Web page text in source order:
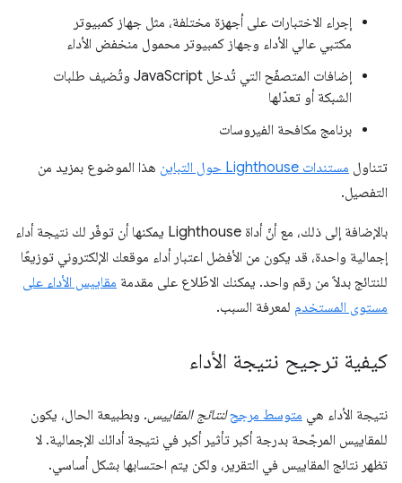
إجراء الاختبارات على أجهزة مختلفة، مثل جهاز كمبيوتر
مكتبي عالي الأداء وجهاز كمبيوتر محمول منخفض الأداء
إضافات المتصفّح التي تُدخل JavaScript وتُضيف طلبات
الشبكة أو تعدّلها
برنامج مكافحة الفيروسات
تتناول مستندات Lighthouse حول التباين
هذا الموضوع بمزيد من
التفصيل.
بالإضافة إلى ذلك، مع أنّ أداة Lighthouse يمكنها أن توفّر لك نتيجة أداء
إجمالية واحدة، قد يكون من الأفضل اعتبار أداء موقعك الإلكتروني توزيعًا
للنتائج بدلاً من رقم واحد. يمكنك الاطّلاع على مقدمة مقاييس الأداء على
مستوى المستخدم لمعرفة السبب.
كيفية ترجيح نتيجة الأداء
نتيجة الأداء هي متوسط مرجح لنتائج المقاييس. وبطبيعة الحال، يكون
للمقاييس المرجّحة بدرجة أكبر تأثير أكبر في نتيجة أدائك الإجمالية. لا
تظهر نتائج المقاييس في التقرير، ولكن يتم احتسابها بشكل أساسي.